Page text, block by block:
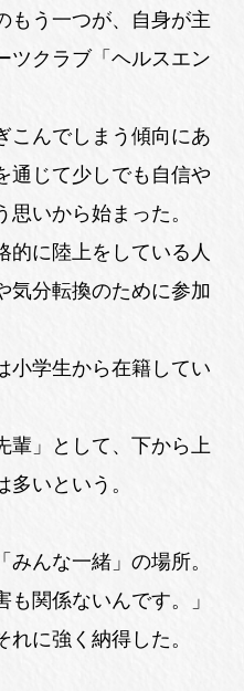
もう一つが、自身が主
ツクラブ「ヘルスエン
こんでしまう傾向にあ
通じて少しでも自信や
いから始まった。
的に陸上をしている人
気分転換のために参加
小学生から在籍してい
輩」として、下から上
いという。
みんな一緒」の場所。
関係ないんです。」
に強く納得した。